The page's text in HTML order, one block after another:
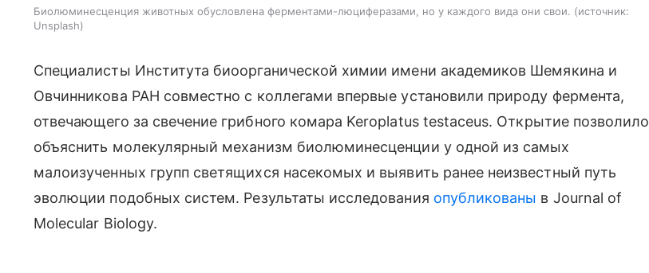
Биолюминесценция животных обусловлена ферментами-люциферазами, но у каждого вида они свои.
источник:
Unsplash
Специалисты Института биоорганической химии имени академиков Шемякина и
Овчинникова РАН совместно с коллегами впервые установили природу фермента,
отвечающего за свечение грибного комара Keroplatus testaceus. Открытие позволило
объяснить молекулярный механизм биолюминесценции у одной из самых
малоизученных групп светящихся насекомых и выявить ранее неизвестный путь
эволюции подобных систем. Результаты исследования опубликованы в Journal of
Molecular Biology.